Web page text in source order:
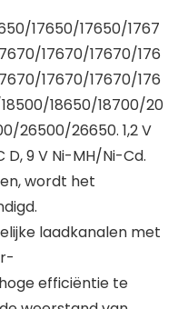
17650/17650/1767
17670/17670/176
17670/17670/176
18650/18700/20
26500/26650. 1,2 V
D, 9 V Ni-MH/Ni-Cd.
wordt het
laadkanalen met
efficiëntie te